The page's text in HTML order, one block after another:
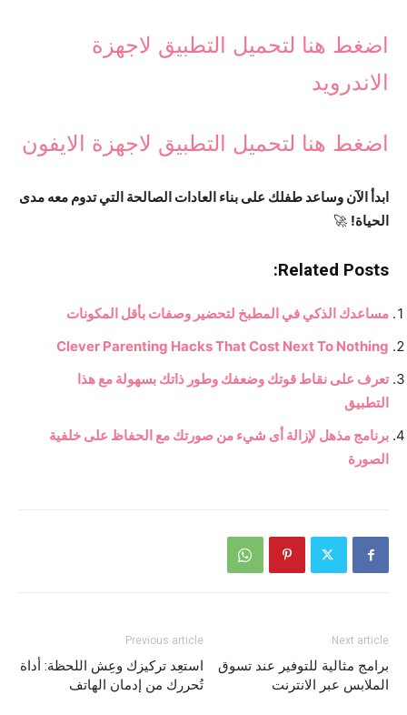
اضغط هنا لتحميل التطبيق لاجهزة
الاندرويد
اضغط هنا لتحميل التطبيق لاجهزة الايفون
ابدأ الآن وساعد طفلك على بناء العادات الصالحة التي تدوم معه مدى
الحياة! 🚀
Related Posts:
مساعدك الذكي في المطبخ لتحضير وصفات بأقل المكونات
Clever Parenting Hacks That Cost Next To Nothing
تعرف على نقاط قوتك وضعفك وطور ذاتك بسهولة مع هذا
التطبيق
برنامج مذهل لإزالة أى شيء من صورتك مع الحفاظ على خلفية
الصورة
Previous article
استعِد تركيزك وعِش اللحظة: أداة
تُحررك من إدمان الهاتف
Next article
برامج مثالية للتوفير عند تسوق
الملابس عبر الانترنت